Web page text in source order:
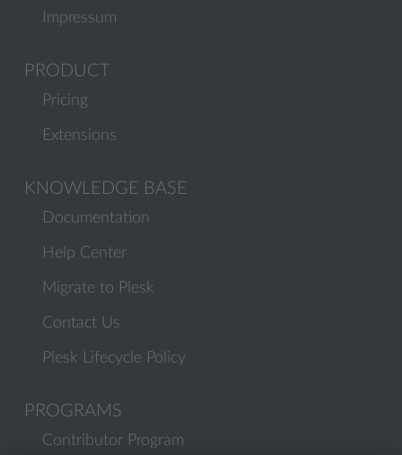
Impressum
PRODUCT
Pricing
Extensions
KNOWLEDGE BASE
Documentation
Help Center
Migrate to Plesk
Contact Us
Plesk Lifecycle Policy
PROGRAMS
Contributor Program